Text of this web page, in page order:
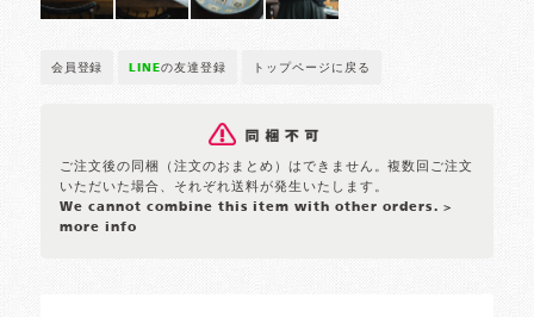
会員登録 LINEの友達登録 トップページに戻る
ご注文後の同梱（注文のおまとめ）はできません。複数回ご注文
いただいた場合、それぞれ送料が発生いたします。
We cannot combine this item with other orders. >
more info